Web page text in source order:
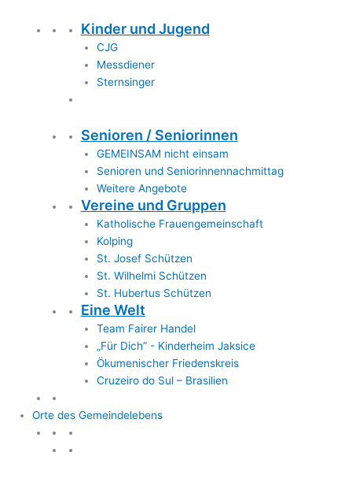
Kinder und Jugend
CJG
Messdiener
Sternsinger
Senioren / Seniorinnen
GEMEINSAM nicht einsam
Senioren und Seniorinnennachmittag
Weitere Angebote
Vereine und Gruppen
Katholische Frauengemeinschaft
Kolping
St. Josef Schützen
St. Wilhelmi Schützen
St. Hubertus Schützen
Eine Welt
Team Fairer Handel
„Für Dich” - Kinderheim Jaksice
Ökumenischer Friedenskreis
Cruzeiro do Sul – Brasilien
Orte des Gemeindelebens